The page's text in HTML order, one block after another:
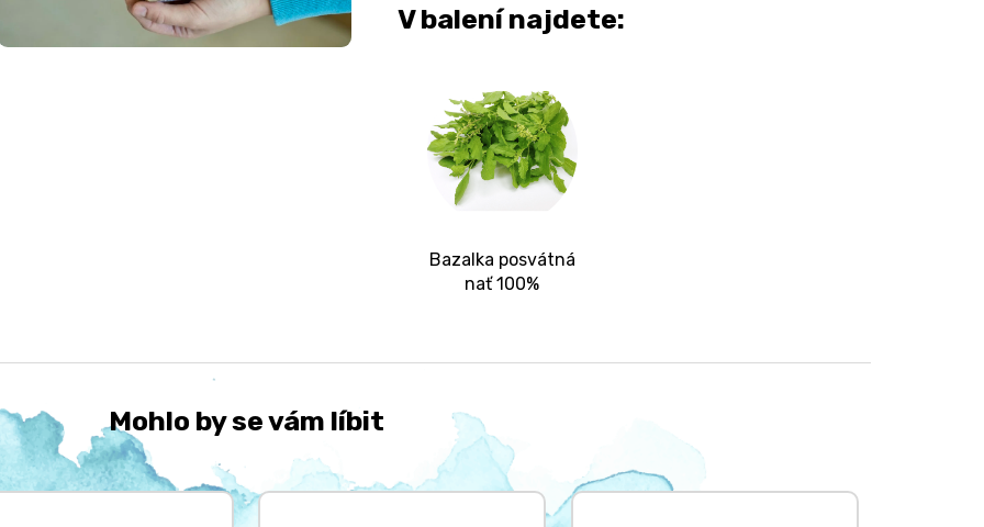
V balení najdete:
Bazalka posvátná
nať 100%
Mohlo by se vám líbit